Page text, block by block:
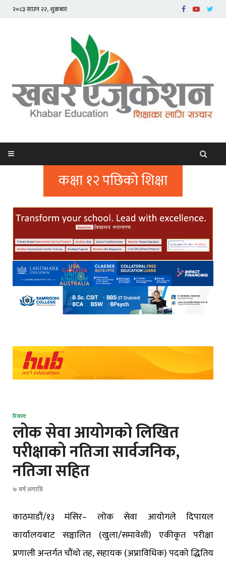
२०८३ साउन २२, शुक्रबार
कक्षा १२ पछिको शिक्षा
रिजल्ट
लोक सेवा आयोगको लिखित
परीक्षाको नतिजा सार्वजनिक,
नतिजा सहित
७ वर्ष अगाडि
काठमाडौं/१३ मंसिर– लोक सेवा आयोगले दिपायल
कार्यालयबाट सञ्चालित (खुला/समावेशी) एकीकृत परीक्षा
प्रणाली अन्तर्गत चौंथो तह, सहायक (अप्राविधिक) पदको द्धितिय